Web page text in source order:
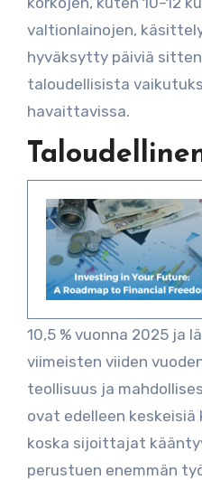
valtionlainojen,
hyväksytty päiviä
taloudellisista
havaittavissa.
10,5 % vuonna 2025 ja
viimeisten viiden
teollisuus ja
ovat edelleen
koska sijoittajat
perustuen enemmän